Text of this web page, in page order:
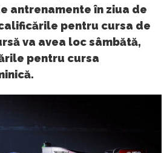
antrenamente în ziua de
pentru cursa de
va avea loc sâmbătă,
pentru cursa